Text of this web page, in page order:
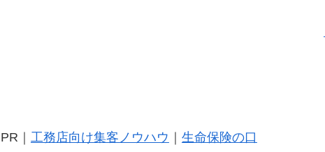
PR｜ 工務店向け集客ノウハウ
生命保険の口